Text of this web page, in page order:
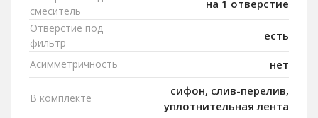
смеситель
на 1 отверстие
Отверстие под
фильтр
есть
Асимметричность нет
В комплекте
сифон, слив-перелив,
уплотнительная лента